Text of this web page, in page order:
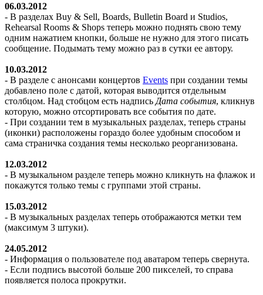
06.03.2012
- В разделах Buy & Sell, Boards, Bulletin Board и Studios,
Rehearsal Rooms & Shops теперь можно поднять свою тему
одним нажатием кнопки, больше не нужно для этого писать
сообщение. Подымать тему можно раз в сутки ее автору.
10.03.2012
- В разделе с анонсами концертов Events при создании темы
добавлено поле с датой, которая выводится отдельным
столбцом. Над стобцом есть надпись Дата события, кликнув
которую, можно отсортировать все события по дате.
- При создании тем в музыкальных разделах, теперь страны
(иконки) расположены гораздо более удобным способом и
сама страничка создания темы несколько реорганизована.
12.03.2012
- В музыкальном разделе теперь можно кликнуть на флажок и
покажутся только темы с группами этой страны.
15.03.2012
- В музыкальных разделах теперь отображаются метки тем
(максимум 3 штуки).
24.05.2012
- Информация о пользователе под аватаром теперь свернута.
- Если подпись высотой больше 200 пикселей, то справа
появляется полоса прокрутки.